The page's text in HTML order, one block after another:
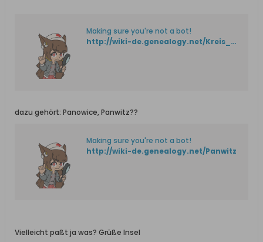
Making sure you're not a bot!
http://wiki-de.genealogy.net/Kreis_Meseritz
dazu gehört: Panowice, Panwitz??
Making sure you're not a bot!
http://wiki-de.genealogy.net/Panwitz
Vielleicht paßt ja was? Grüße Insel